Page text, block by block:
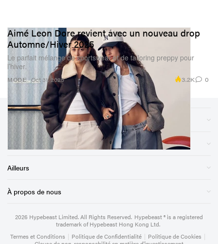
MODE
Aimé Leon Dore revient avec un nouveau drop
Automne/Hiver 2025
Le parfait mélange de sportswear et de tailoring preppy pour
l’hiver.
Oct 31, 2025 3.2K 0
Sections
Magasin
Ailleurs
À propos de nous
2026 Hypebeast Limited. All Rights Reserved. Hypebeast ® is a registered
trademark of Hypebeast Hong Kong Ltd.
Termes et Conditions | Politique de Confidentialité | Politique de Cookies |